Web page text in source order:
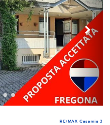
RE/MAX Casamia 3